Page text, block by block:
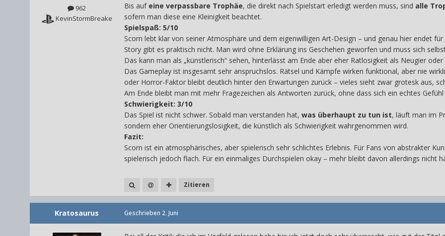
962
KevinStormBreake
Bis auf eine verpassbare Trophäe, die direkt nach Spielstart erledigt werden muss, sind alle
sofern man diese eine Kleinigkeit beachtet.
Spielspaß: 5/10
Scorn lebt klar von seiner Atmosphäre und dem eigenwilligen Art-Design – und genau hier endet
Story gibt es praktisch nicht. Man wird ohne Erklärung ins Geschehen geworfen und muss sich
Das kann man als „künstlerisch“ sehen, hinterlässt am Ende aber eher Ratlosigkeit als Neugier oder
Das Gameplay ist insgesamt sehr anspruchslos. Rätsel und Kämpfe wirken funktional, aber nie
oder Horror-Faktor bleibt deutlich hinter den Erwartungen zurück – vieles sieht zwar grotesk aus,
Am Ende bleibt man mit mehr Fragezeichen als Antworten zurück, ohne dass sich ein echtes
Schwierigkeit: 3/10
Das Spiel ist nicht schwer. Sobald man verstanden hat, was überhaupt zu tun ist, läuft man im
sondern eher Orientierungslosigkeit, die künstlich als Schwierigkeit wahrgenommen wird.
Fazit:
Scorn ist ein atmosphärisches, aber spielerisch sehr schlichtes Erlebnis. Für Fans von abstrakter
spielerisch jedoch flach. Für ein einmaliges Durchspielen okay – mehr bleibt davon allerdings nicht
Zitieren
Kratosaurus Geschrieben 2. Juni